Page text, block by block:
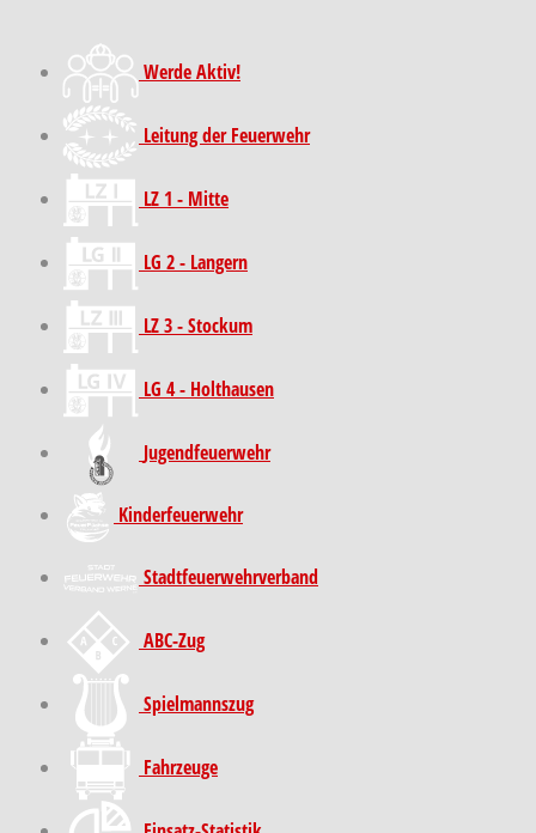
Werde Aktiv!
Leitung der Feuerwehr
LZ 1 - Mitte
LG 2 - Langern
LZ 3 - Stockum
LG 4 - Holthausen
Jugendfeuerwehr
Kinder­feuer­wehr
Stadt­feuer­wehr­verband
ABC-Zug
Spielmannszug
Fahrzeuge